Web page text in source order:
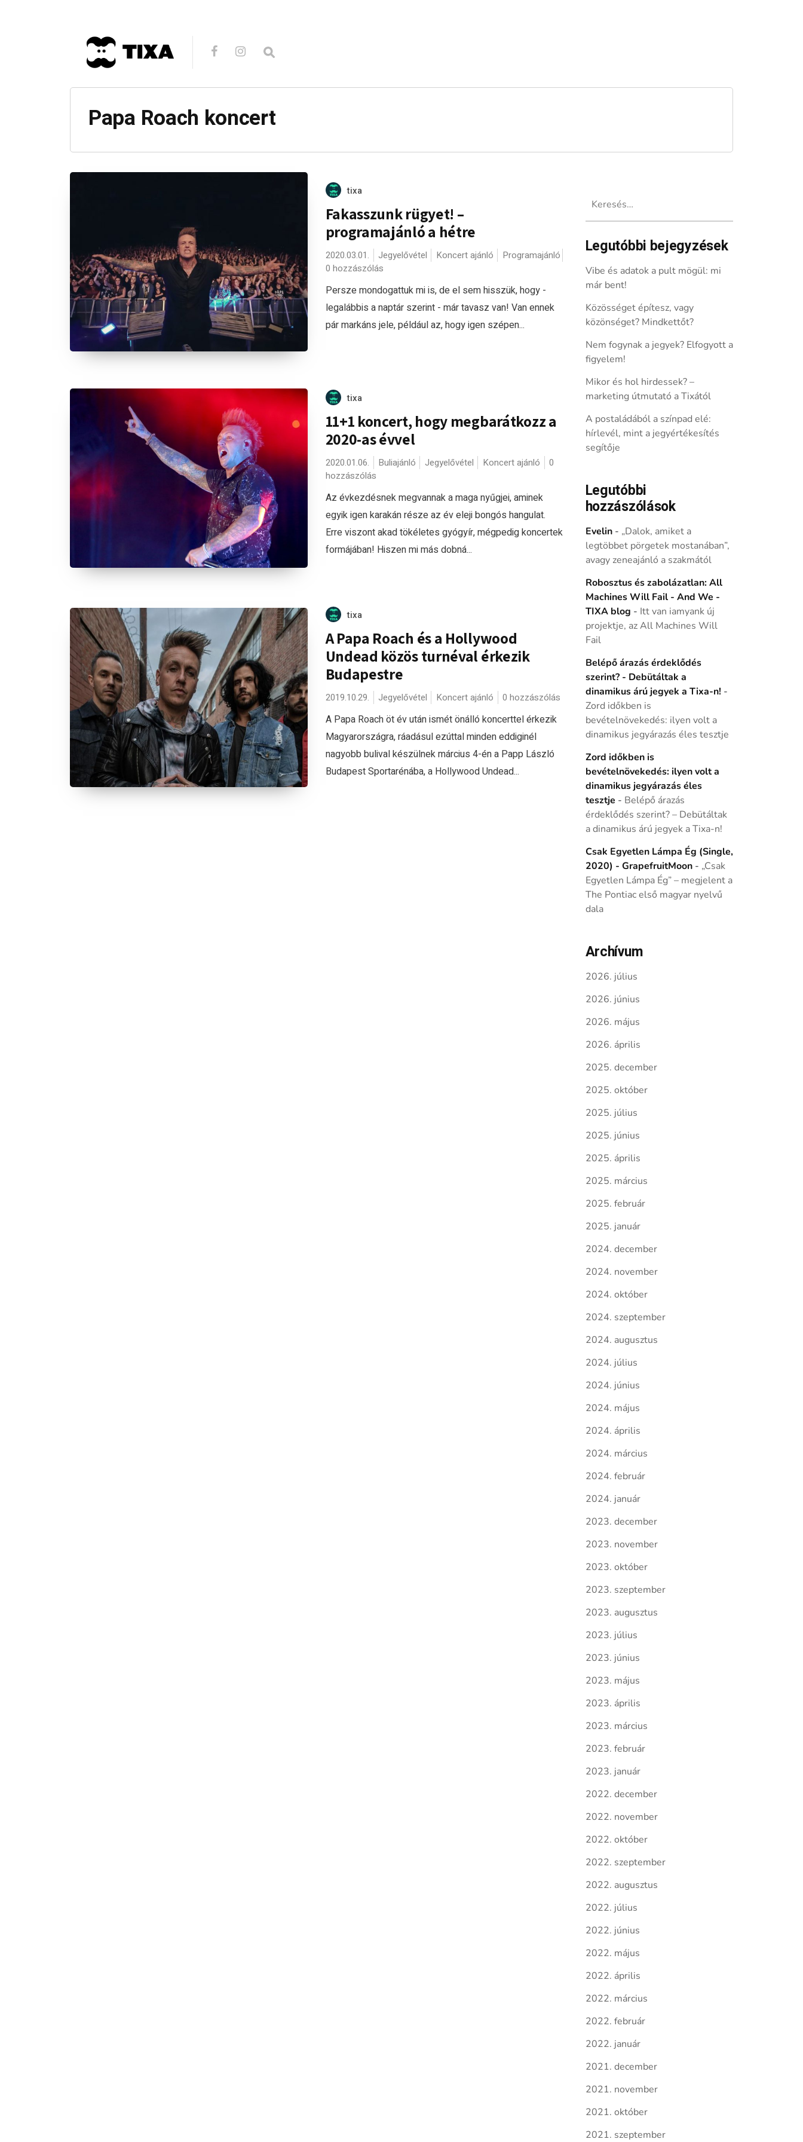
Papa Roach koncert
tixa
Fakasszunk rügyet! –
programajánló a hétre
2020.03.01. Jegyelővétel Koncert ajánló
Programajánló
0 hozzászólás
Persze mondogattuk mi is, de el sem hisszük, hogy -
legalábbis a naptár szerint - már tavasz van! Van ennek
pár markáns jele, például az, hogy igen szépen...
tixa
11+1 koncert, hogy megbarátkozz a
2020-as évvel
2020.01.06. Buliajánló Jegyelővétel Koncert ajánló
0
hozzászólás
Az évkezdésnek megvannak a maga nyűgjei, aminek
egyik igen karakán része az év eleji bongós hangulat.
Erre viszont akad tökéletes gyógyír, mégpedig koncertek
formájában! Hiszen mi más dobná...
tixa
A Papa Roach és a Hollywood
Undead közös turnéval érkezik
Budapestre
2019.10.29. Jegyelővétel Koncert ajánló 0 hozzászólás
A Papa Roach öt év után ismét önálló koncerttel érkezik
Magyarországra, ráadásul ezúttal minden eddiginél
nagyobb bulival készülnek március 4-én a Papp László
Budapest Sportarénába, a Hollywood Undead...
Legutóbbi bejegyzések
Vibe és adatok a pult mögül: mi
már bent!
Közösséget építesz, vagy
közönséget? Mindkettőt?
Nem fogynak a jegyek? Elfogyott a
figyelem!
Mikor és hol hirdessek? –
marketing útmutató a Tixától
A postaládából a színpad elé:
hírlevél, mint a jegyértékesítés
segítője
Legutóbbi
hozzászólások
Evelin- „Dalok, amiket a
legtöbbet pörgetek mostanában”,
avagy zeneajánló a szakmától
Robosztus és zabolázatlan: All
Machines Will Fail - And We -
TIXA blog - Itt van iamyank új
projektje, az All Machines Will
Fail
Belépő árazás érdeklődés
szerint? - Debütáltak a
dinamikus árú jegyek a Tixa-n! -
Zord időkben is
bevételnövekedés: ilyen volt a
dinamikus jegyárazás éles tesztje
Zord időkben is
bevételnövekedés: ilyen volt a
dinamikus jegyárazás éles
tesztje - Belépő árazás
érdeklődés szerint? – Debütáltak
a dinamikus árú jegyek a Tixa-n!
Csak Egyetlen Lámpa Ég (Single,
2020) - GrapefruitMoon- „Csak
Egyetlen Lámpa Ég” – megjelent a
The Pontiac első magyar nyelvű
dala
Archívum
2026. július
2026. június
2026. május
2026. április
2025. december
2025. október
2025. július
2025. június
2025. április
2025. március
2025. február
2025. január
2024. december
2024. november
2024. október
2024. szeptember
2024. augusztus
2024. július
2024. június
2024. május
2024. április
2024. március
2024. február
2024. január
2023. december
2023. november
2023. október
2023. szeptember
2023. augusztus
2023. július
2023. június
2023. május
2023. április
2023. március
2023. február
2023. január
2022. december
2022. november
2022. október
2022. szeptember
2022. augusztus
2022. július
2022. június
2022. május
2022. április
2022. március
2022. február
2022. január
2021. december
2021. november
2021. október
2021. szeptember